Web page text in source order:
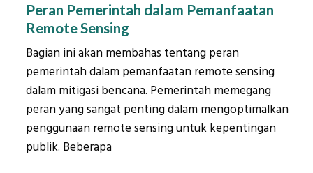
Peran Pemerintah dalam Pemanfaatan
Remote Sensing
Bagian ini akan membahas tentang peran
pemerintah dalam pemanfaatan remote sensing
dalam mitigasi bencana. Pemerintah memegang
peran yang sangat penting dalam mengoptimalkan
penggunaan remote sensing untuk kepentingan
publik. Beberapa